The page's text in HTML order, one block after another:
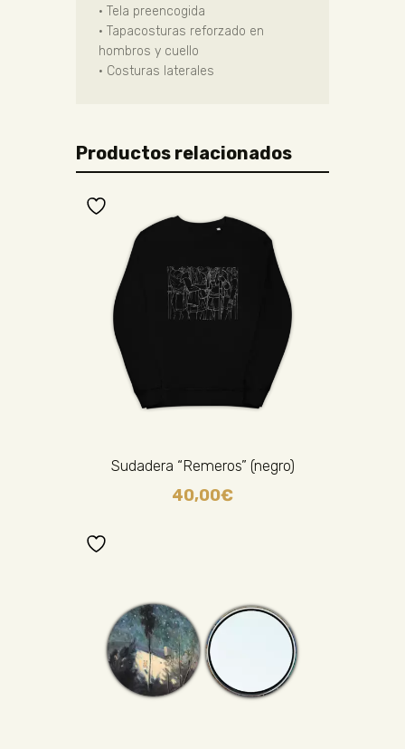
• Tela preencogida
• Tapacosturas reforzado en
hombros y cuello
• Costuras laterales
Productos relacionados
Sudadera “Remeros” (negro)
40,00€